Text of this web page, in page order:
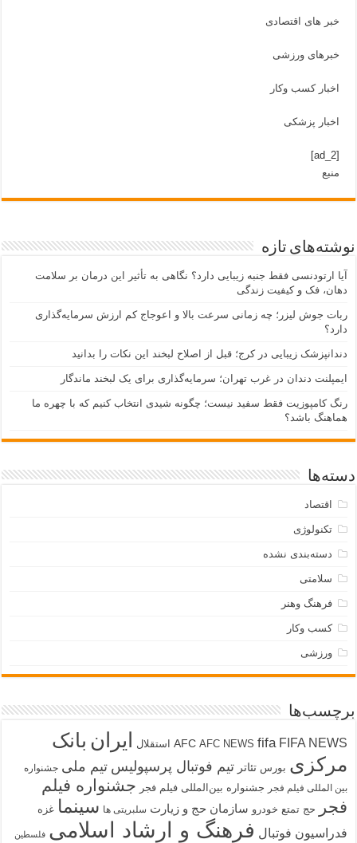
خبر های اقتصادی
خبرهای ورزشی
اخبار کسب وکار
اخبار پزشکی
[ad_2]
منبع
نوشته‌های تازه
آیا ارتودنسی فقط جنبه زیبایی دارد؟ نگاهی به تأثیر این درمان بر سلامت
دهان، فک و کیفیت زندگی
ربات جوش لیزر؛ چه زمانی سرعت بالا و اعوجاج کم ارزش سرمایه‌گذاری
دارد؟
دندانپزشک زیبایی در کرج؛ قبل از اصلاح لبخند این نکات را بدانید
ایمپلنت دندان در غرب تهران؛ سرمایه‌گذاری برای یک لبخند ماندگار
رنگ کامپوزیت فقط سفید نیست؛ چگونه شیدی انتخاب کنیم که با چهره ما
هماهنگ باشد؟
دسته‌ها
اقتصاد
تکنولوژی
دسته‌بندی نشده
سلامتی
فرهنگ وهنر
کسب وکار
ورزشی
برچسب‌ها
AFC AFC NEWS fifa FIFA NEWS استقلال ایران بانک
مرکزی بورس تئاتر تیم فوتبال پرسپولیس تیم ملی جشنواره
بین المللی فیلم فجر جشنواره بین‌المللی فیلم فجر جشنواره فیلم
فجر
حج تمتع خودرو سازمان حج و زیارت سلبریتی ها سینما غزه
فدراسیون فوتبال فرهنگ و ارشاد اسلامی فلسطین